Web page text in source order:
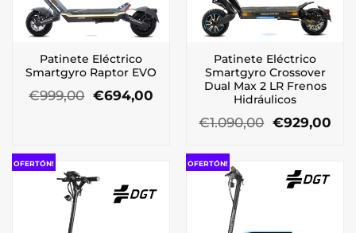
Patinete Eléctrico
Smartgyro Raptor EVO
€999,00 El
precio
€694,00El
Patinete Eléctrico
Smartgyro Crossover
Dual Max 2 LR Frenos
Hidráulicos
€1.090,00 El
precio
€1.090,00.
€929,00El
OFERTÓN! OFERTÓN!